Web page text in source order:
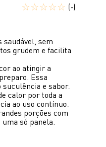
☆☆☆☆☆ (-)
sem
grudem e facilita
ao atingir a
Essa
e sabor.
calor por toda a
ao uso contínuo.
porções com
só panela.